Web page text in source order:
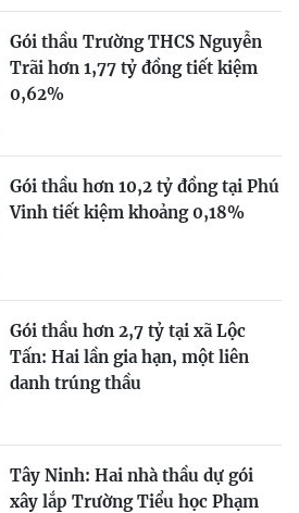
Gói thầu Trường THCS Nguyễn
Trãi hơn 1,77 tỷ đồng tiết kiệm
0,62%
Gói thầu hơn 10,2 tỷ đồng tại Phú
Vinh tiết kiệm khoảng 0,18%
Gói thầu hơn 2,7 tỷ tại xã Lộc
Tấn: Hai lần gia hạn, một liên
danh trúng thầu
Tây Ninh: Hai nhà thầu dự gói
xây lắp Trường Tiểu học Phạm